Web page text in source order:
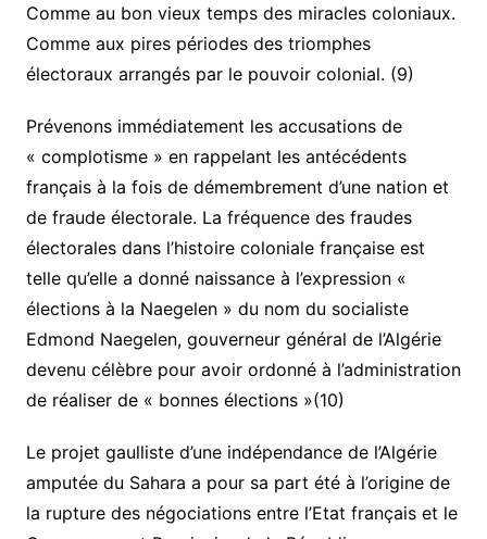
Comme au bon vieux temps des miracles coloniaux.
Comme aux pires périodes des triomphes
électoraux arrangés par le pouvoir colonial. (9)
Prévenons immédiatement les accusations de
« complotisme » en rappelant les antécédents
français à la fois de démembrement d’une nation et
de fraude électorale. La fréquence des fraudes
électorales dans l’histoire coloniale française est
telle qu’elle a donné naissance à l’expression «
élections à la Naegelen » du nom du socialiste
Edmond Naegelen, gouverneur général de l’Algérie
devenu célèbre pour avoir ordonné à l’administration
de réaliser de « bonnes élections »(10)
Le projet gaulliste d’une indépendance de l’Algérie
amputée du Sahara a pour sa part été à l’origine de
la rupture des négociations entre l’Etat français et le